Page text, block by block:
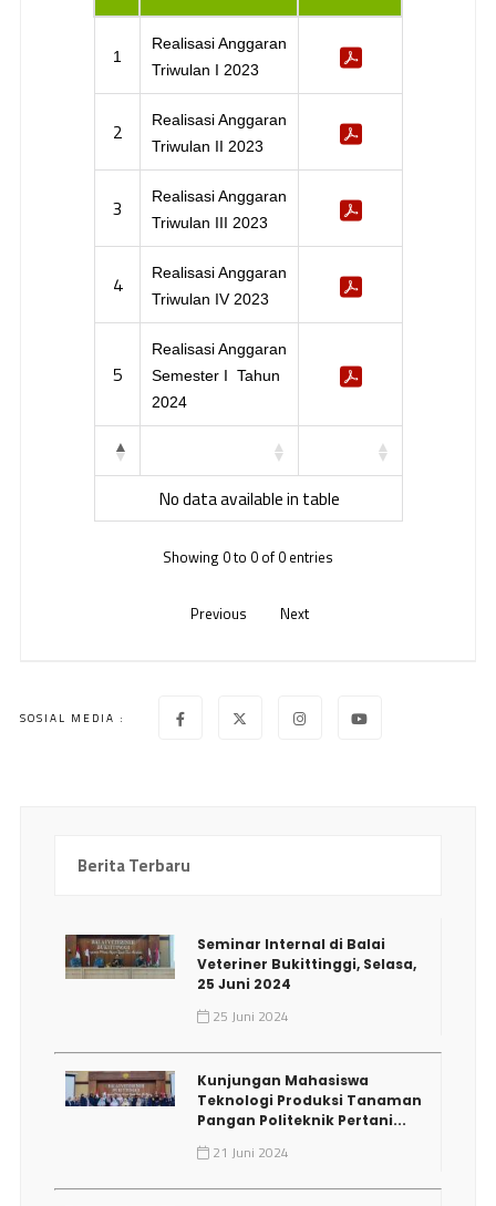
1
Realisasi Anggaran
Triwulan I 2023
2
Realisasi Anggaran
Triwulan II 2023
3
Realisasi Anggaran
Triwulan III 2023
4
Realisasi Anggaran
Triwulan IV 2023
5
Realisasi Anggaran
Semester I Tahun
2024
No data available in table
Showing 0 to 0 of 0 entries
Previous Next
SOSIAL MEDIA :
Berita Terbaru
Seminar Internal di Balai
Veteriner Bukittinggi, Selasa,
25 Juni 2024
25 Juni 2024
Kunjungan Mahasiswa
Teknologi Produksi Tanaman
Pangan Politeknik Pertani...
21 Juni 2024